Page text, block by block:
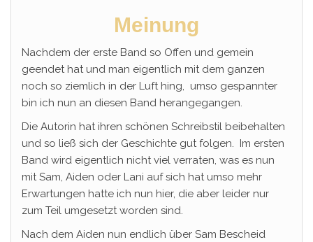
Meinung
Nachdem der erste Band so Offen und gemein
geendet hat und man eigentlich mit dem ganzen
noch so ziemlich in der Luft hing, umso gespannter
bin ich nun an diesen Band herangegangen.
Die Autorin hat ihren schönen Schreibstil beibehalten
und so ließ sich der Geschichte gut folgen. Im ersten
Band wird eigentlich nicht viel verraten, was es nun
mit Sam, Aiden oder Lani auf sich hat umso mehr
Erwartungen hatte ich nun hier, die aber leider nur
zum Teil umgesetzt worden sind.
Nach dem Aiden nun endlich über Sam Bescheid